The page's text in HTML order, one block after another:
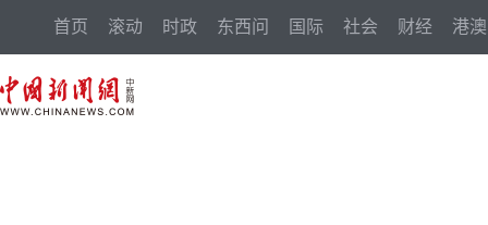
首页 滚动 时政 东西问 国际 社会 财经 港澳